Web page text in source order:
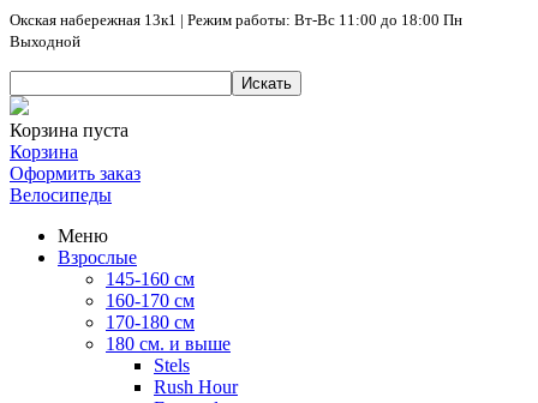
Окская набережная 13к1 | Режим работы: Вт-Вс 11:00 до 18:00 Пн
Выходной
Искать
Корзина пуста
Корзина
Оформить заказ
Велосипеды
Меню
Взрослые
145-160 см
160-170 см
170-180 см
180 см. и выше
Stels
Rush Hour